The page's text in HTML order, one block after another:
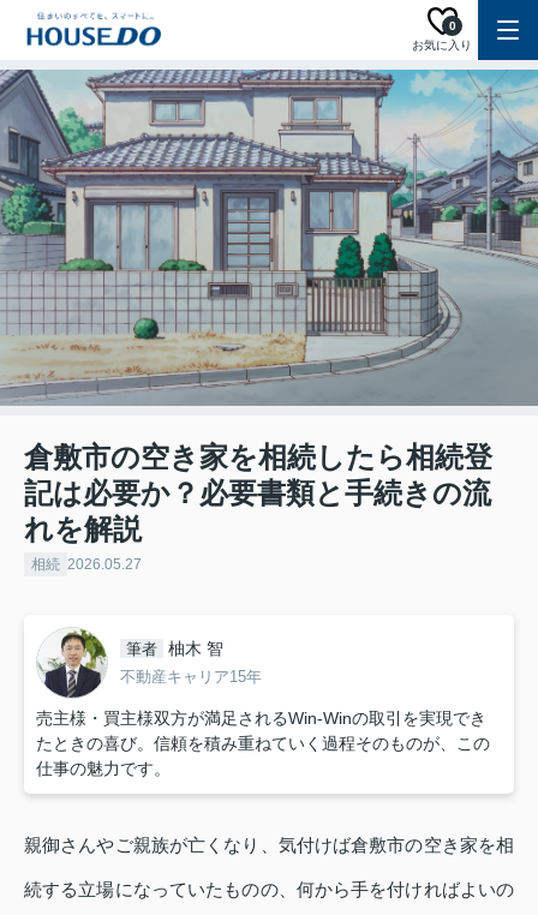
お気に入り
0
倉敷市の空き家を相続したら相続登
記は必要か？必要書類と手続きの流
れを解説
相続 2026.05.27
筆者 柚木 智
不動産キャリア15年
売主様・買主様双方が満足されるWin-Winの取引を実現でき
たときの喜び。信頼を積み重ねていく過程そのものが、この
仕事の魅力です。
親御さんやご親族が亡くなり、気付けば倉敷市の空き家を相
続する立場になっていたものの、何から手を付ければよいの